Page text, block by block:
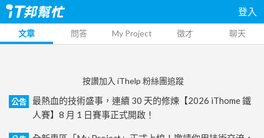
登入
文章 問答 My Project 徵才 聊天
按讚加入 iThelp 粉絲團追蹤
公告
最熱血的技術盛事，連續 30 天的修煉【2026 iThome 鐵
人賽】8 月 1 日賽事正式開啟！